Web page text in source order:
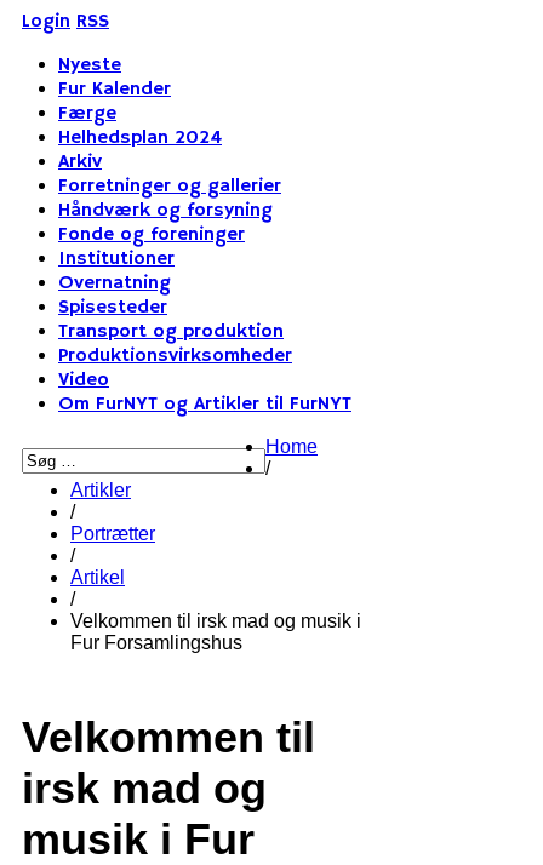
Login RSS
Nyeste
Fur Kalender
Færge
Helhedsplan 2024
Arkiv
Forretninger og gallerier
Håndværk og forsyning
Fonde og foreninger
Institutioner
Overnatning
Spisesteder
Transport og produktion
Produktionsvirksomheder
Video
Om FurNYT og Artikler til FurNYT
Home
/
Artikler
/
Portrætter
/
Artikel
/
Velkommen til irsk mad og musik i
Fur Forsamlingshus
Velkommen til
irsk mad og
musik i Fur